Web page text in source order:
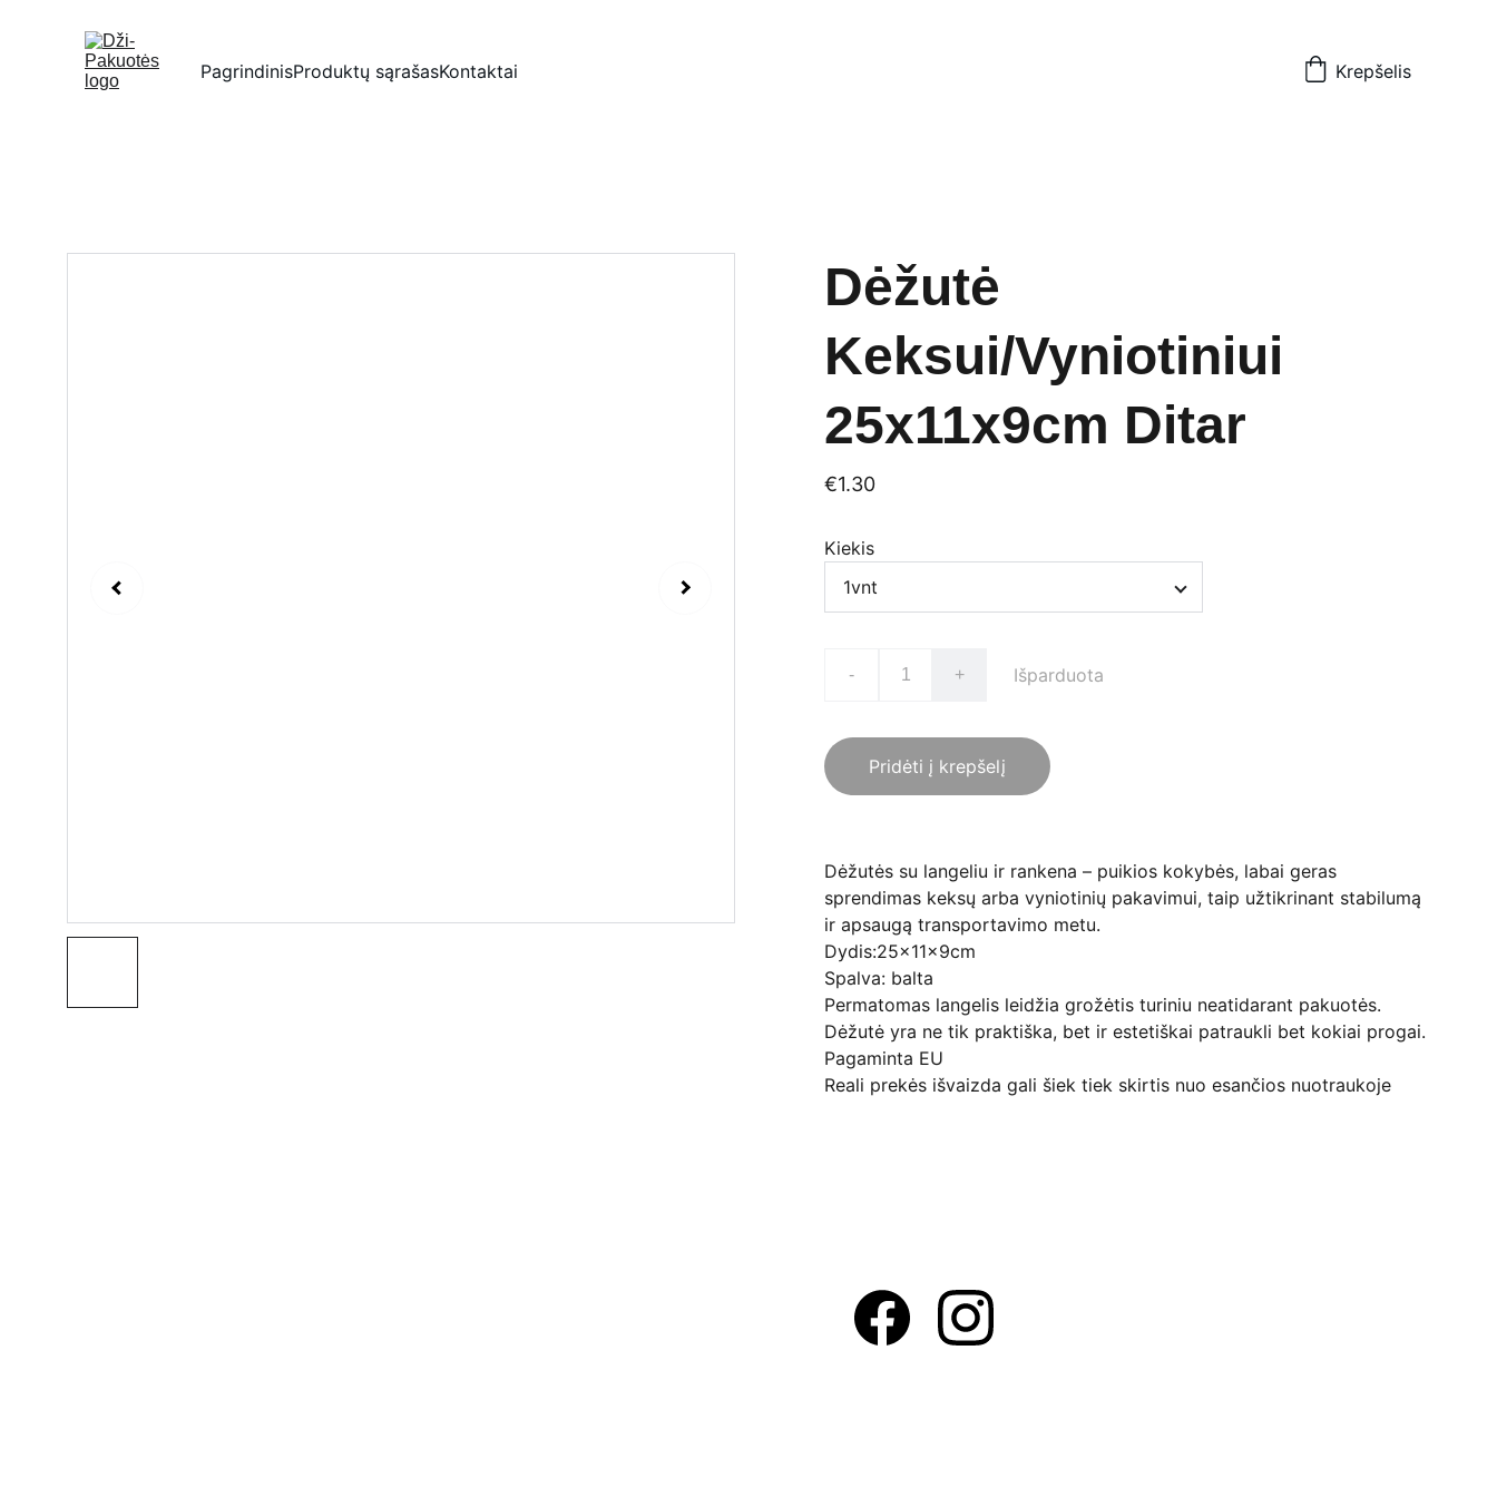
PagrindinisProduktų sąrašasKontaktai Krepšelis
Dėžutė
Keksui/Vyniotiniui
25x11x9cm Ditar
€1.30
Kiekis
- + Išparduota
Pridėti į krepšelį
Dėžutės su langeliu ir rankena – puikios kokybės, labai geras
sprendimas keksų arba vyniotinių pakavimui, taip užtikrinant stabilumą
ir apsaugą transportavimo metu.
Dydis:25x11x9cm
Spalva: balta
Permatomas langelis leidžia grožėtis turiniu neatidarant pakuotės.
Dėžutė yra ne tik praktiška, bet ir estetiškai patraukli bet kokiai progai.
Pagaminta EU
Reali prekės išvaizda gali šiek tiek skirtis nuo esančios nuotraukoje